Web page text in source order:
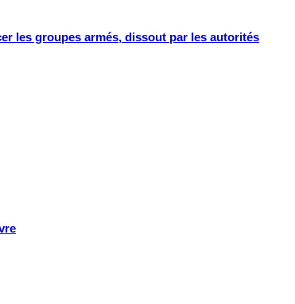
les groupes armés, dissout par les autorités